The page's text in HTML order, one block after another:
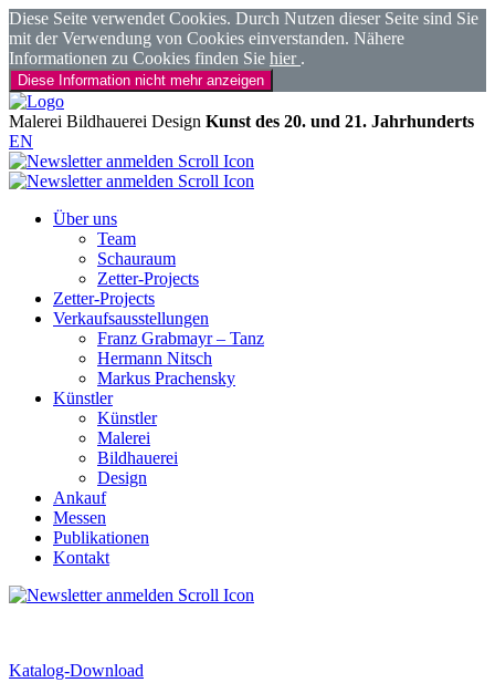
Diese Seite verwendet Cookies. Durch Nutzen dieser Seite sind Sie
mit der Verwendung von Cookies einverstanden. Nähere
Informationen zu Cookies finden Sie hier .
Diese Information nicht mehr anzeigen
Malerei Bildhauerei Design Kunst des 20. und 21. Jahrhunderts
EN
Über uns
Team
Schauraum
Zetter-Projects
Zetter-Projects
Verkaufsausstellungen
Franz Grabmayr – Tanz
Hermann Nitsch
Markus Prachensky
Künstler
Künstler
Malerei
Bildhauerei
Design
Ankauf
Messen
Publikationen
Kontakt
Katalog-Download